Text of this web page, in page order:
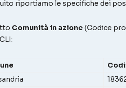
riportiamo le specifiche dei
Comunità in azione (Codice